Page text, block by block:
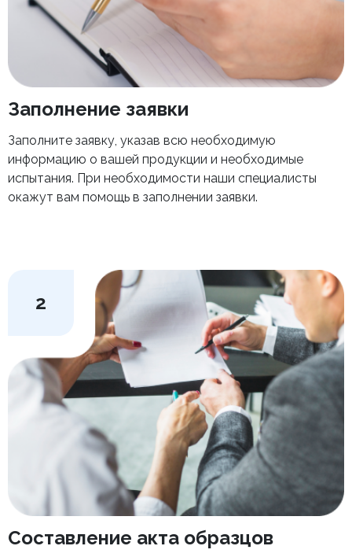
Заполнение заявки
Заполните заявку, указав всю необходимую
информацию о вашей продукции и необходимые
испытания. При необходимости наши специалисты
окажут вам помощь в заполнении заявки.
2
Составление акта образцов